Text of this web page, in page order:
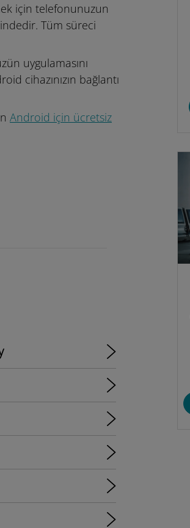
için telefonunuzun
Tüm süreci
uygulamasını
cihazınızın bağlantı
Android için ücretsiz